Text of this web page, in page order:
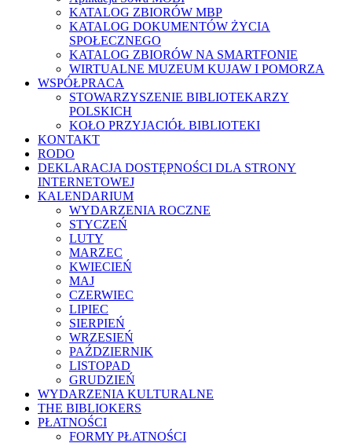
KATALOG ZBIORÓW MBP
KATALOG DOKUMENTÓW ŻYCIA
SPOŁECZNEGO
KATALOG ZBIORÓW NA SMARTFONIE
WIRTUALNE MUZEUM KUJAW I POMORZA
WSPÓŁPRACA
STOWARZYSZENIE BIBLIOTEKARZY
POLSKICH
KOŁO PRZYJACIÓŁ BIBLIOTEKI
KONTAKT
RODO
DEKLARACJA DOSTĘPNOŚCI DLA STRONY
INTERNETOWEJ
KALENDARIUM
WYDARZENIA ROCZNE
STYCZEŃ
LUTY
MARZEC
KWIECIEŃ
MAJ
CZERWIEC
LIPIEC
SIERPIEŃ
WRZESIEŃ
PAŹDZIERNIK
LISTOPAD
GRUDZIEŃ
WYDARZENIA KULTURALNE
THE BIBLIOKERS
PŁATNOŚCI
FORMY PŁATNOŚCI